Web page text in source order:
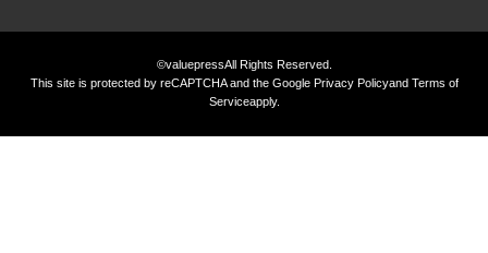
©valuepressAll Rights Reserved.
This site is protected by reCAPTCHA and the GooglePrivacy Policyand Terms of
Serviceapply.